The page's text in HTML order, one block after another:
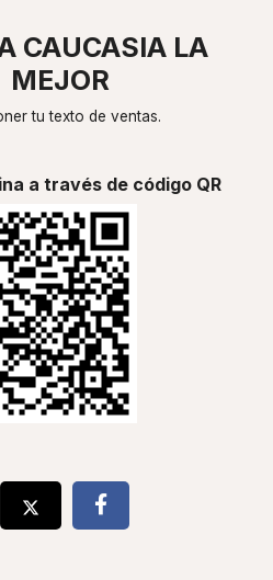
CAUCASIA LA
MEJOR
tu texto de ventas.
a través de código QR